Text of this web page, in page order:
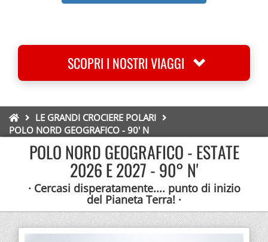
SCOPRI I NOSTRI VIAGGI
LE GRANDI CROCIERE POLARI
POLO NORD GEOGRAFICO - 90' N
POLO NORD GEOGRAFICO - ESTATE
2026 E 2027 - 90° N'
· Cercasi disperatamente.... punto di inizio
del Pianeta Terra! ·